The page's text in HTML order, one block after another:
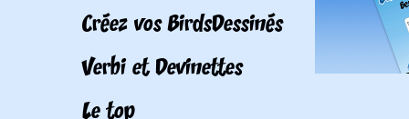
Créez vos BirdsDessinés
Verbi et Devinettes
Le top